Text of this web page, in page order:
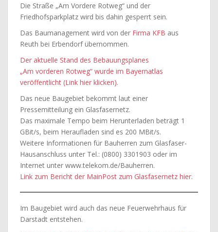
Die Straße „Am Vordere Rotweg“ und der
Friedhofsparkplatz wird bis dahin gesperrt sein.
Das Baumanagement wird von der Firma KFB aus
Reuth bei Erbendorf übernommen.
Der aktuelle Stand des Bebauungsplanes
„Am vorderen Rotweg“ wurde im Bayernatlas
veröffentlicht (Link hier klicken).
Das neue Baugebiet bekommt laut einer
Pressemitteilung ein Glasfasernetz.
Das maximale Tempo beim Herunterladen beträgt 1
GBit/s, beim Heraufladen sind es 200 MBit/s.
Weitere Informationen für Bauherren zum Glasfaser-
Hausanschluss unter Tel.: (0800) 3301903 oder im
Internet unter www.telekom.de/Bauherren.
Link zum Bericht der MainPost zum Glasfasernetz hier.
Im Baugebiet wird auch das neue Feuerwehrhaus für
Darstadt entstehen.